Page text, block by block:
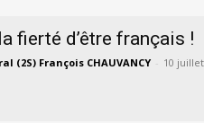
fierté d’être français !
(2S) François CHAUVANCY - 10